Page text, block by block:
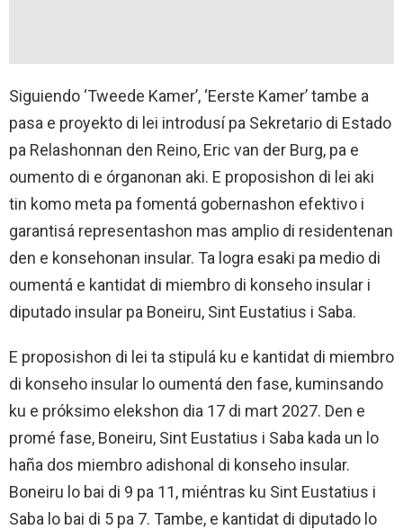
Siguiendo ‘Tweede Kamer’, ‘Eerste Kamer’ tambe a
pasa e proyekto di lei introdusí pa Sekretario di Estado
pa Relashonnan den Reino, Eric van der Burg, pa e
oumento di e órganonan aki. E proposishon di lei aki
tin komo meta pa fomentá gobernashon efektivo i
garantisá representashon mas amplio di residentenan
den e konsehonan insular. Ta logra esaki pa medio di
oumentá e kantidat di miembro di konseho insular i
diputado insular pa Boneiru, Sint Eustatius i Saba.
E proposishon di lei ta stipulá ku e kantidat di miembro
di konseho insular lo oumentá den fase, kuminsando
ku e próksimo elekshon dia 17 di mart 2027. Den e
promé fase, Boneiru, Sint Eustatius i Saba kada un lo
haña dos miembro adishonal di konseho insular.
Boneiru lo bai di 9 pa 11, miéntras ku Sint Eustatius i
Saba lo bai di 5 pa 7. Tambe, e kantidat di diputado lo